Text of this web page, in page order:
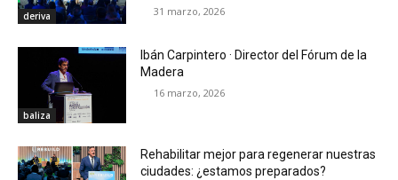
deriva 31 marzo, 2026
baliza
Ibán Carpintero · Director del Fórum de la
Madera
16 marzo, 2026
Rehabilitar mejor para regenerar nuestras
ciudades: ¿estamos preparados?